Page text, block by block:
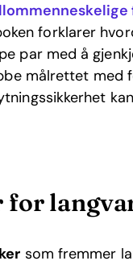
forklarer
par med å
målrettet med
for
som fremmer